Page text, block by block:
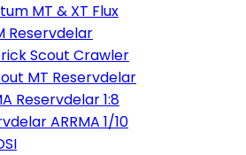
MT & XT Flux
Reservdelar
Scout Crawler
MT Reservdelar
Reservdelar 1:8
ARRMA 1/10